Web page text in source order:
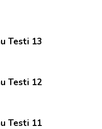
Testi 13
Testi 12
Testi 11